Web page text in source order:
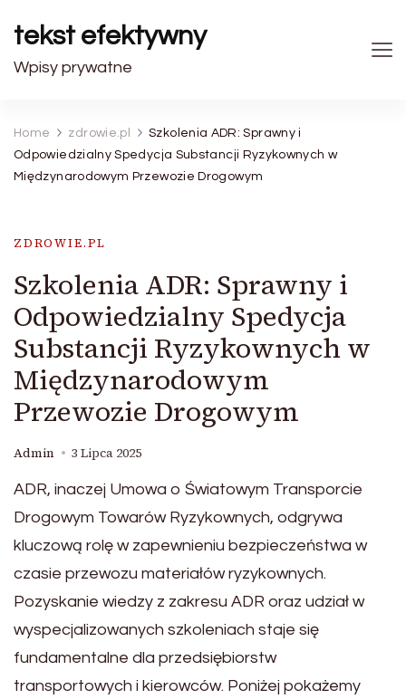
tekst efektywny
Wpisy prywatne
Home zdrowie.pl
Szkolenia ADR: Sprawny i
Odpowiedzialny Spedycja Substancji Ryzykownych w
Międzynarodowym Przewozie Drogowym
ZDROWIE.PL
Szkolenia ADR: Sprawny i
Odpowiedzialny Spedycja
Substancji Ryzykownych w
Międzynarodowym
Przewozie Drogowym
Admin 3 Lipca 2025
ADR, inaczej Umowa o Światowym Transporcie
Drogowym Towarów Ryzykownych, odgrywa
kluczową rolę w zapewnieniu bezpieczeństwa w
czasie przewozu materiałów ryzykownych.
Pozyskanie wiedzy z zakresu ADR oraz udział w
wyspecjalizowanych szkoleniach staje się
fundamentalne dla przedsiębiorstw
transportowych i kierowców. Poniżej pokażemy